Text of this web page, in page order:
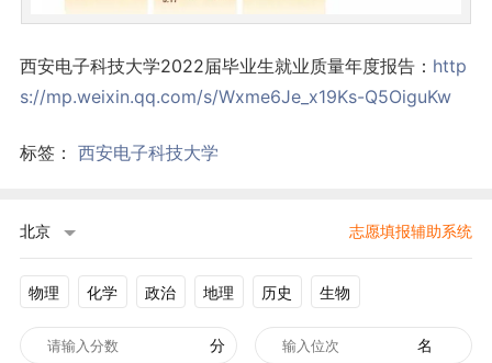
西安电子科技大学2022届毕业生就业质量年度报告： http
s://mp.weixin.qq.com/s/Wxme6Je_x19Ks-Q5OiguKw
标签： 西安电子科技大学
北京 志愿填报辅助系统
物理 化学 政治 地理 历史 生物
分 名